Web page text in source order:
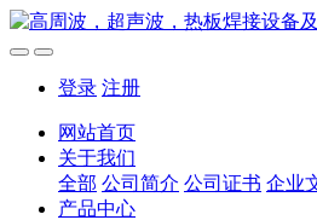
登录 注册
网站首页
关于我们
全部 公司简介 公司证书 企业
产品中心